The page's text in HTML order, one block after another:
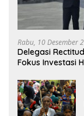
Rabu, 10 Desember
Delegasi
Fokus Investasi